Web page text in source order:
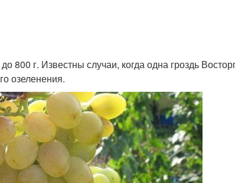
800 г. Известны случаи, когда одна гроздь
озеленения.